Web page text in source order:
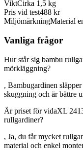
ViktCirka 1,5 kg
Pris vid test488 kr
MiljömärkningMaterial
Vanliga frågor
Hur står sig bambu
mörkläggning?
, Bambugardinen
skuggning och är bättre
Är priset för vidaXL
rullgardiner?
, Ja, du får mycket
material och enkel